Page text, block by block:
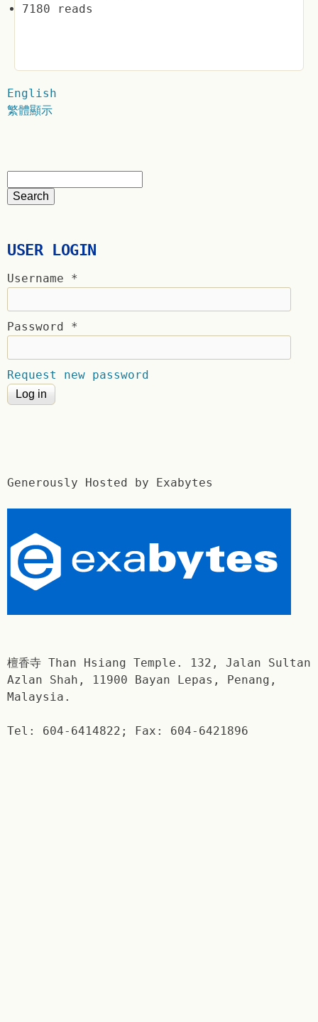
7180 reads
English
繁體顯示
USER LOGIN
Username *
Password *
Request new password
Generously Hosted by Exabytes
檀香寺 Than Hsiang Temple. 132, Jalan Sultan
Azlan Shah, 11900 Bayan Lepas, Penang,
Malaysia.
Tel: 604-6414822; Fax: 604-6421896